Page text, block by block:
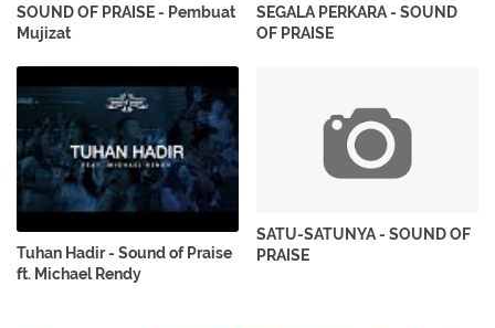
SOUND OF PRAISE - Pembuat
Mujizat
SEGALA PERKARA - SOUND
OF PRAISE
Tuhan Hadir - Sound of Praise
ft. Michael Rendy
SATU-SATUNYA - SOUND OF
PRAISE